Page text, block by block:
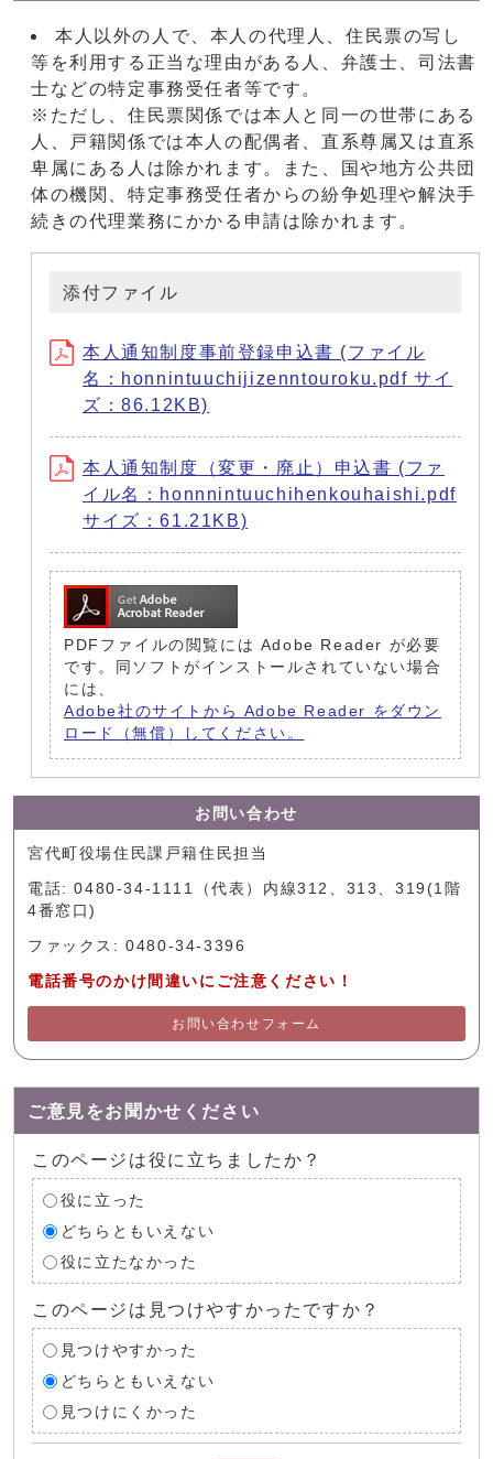
本人以外の人で、本人の代理人、住民票の写し
等を利用する正当な理由がある人、弁護士、司法書
士などの特定事務受任者等です。
※ただし、住民票関係では本人と同一の世帯にある
人、戸籍関係では本人の配偶者、直系尊属又は直系
卑属にある人は除かれます。また、国や地方公共団
体の機関、特定事務受任者からの紛争処理や解決手
続きの代理業務にかかる申請は除かれます。
添付ファイル
本人通知制度事前登録申込書 (ファイル
名：honnintuuchijizenntouroku.pdf サイ
ズ：86.12KB)
本人通知制度（変更・廃止）申込書 (ファ
イル名：honnnintuuchihenkouhaishi.pdf
サイズ：61.21KB)
PDFファイルの閲覧には Adobe Reader が必要
です。同ソフトがインストールされていない場合
には、
Adobe社のサイトから Adobe Reader をダウン
ロード（無償）してください。
お問い合わせ
宮代町役場住民課戸籍住民担当
電話: 0480-34-1111（代表）内線312、313、319(1階
4番窓口)
ファックス: 0480-34-3396
電話番号のかけ間違いにご注意ください！
お問い合わせフォーム
ご意見をお聞かせください
このページは役に立ちましたか？
役に立った
どちらともいえない
役に立たなかった
このページは見つけやすかったですか？
見つけやすかった
どちらともいえない
見つけにくかった